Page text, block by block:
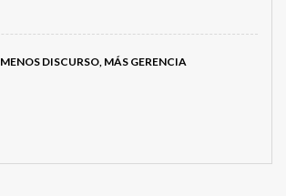
MENOS DISCURSO, MÁS GERENCIA